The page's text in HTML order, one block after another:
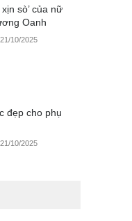
sò’ của nữ
Oanh
21/10/2025
đẹp cho phụ
21/10/2025
của Hoa